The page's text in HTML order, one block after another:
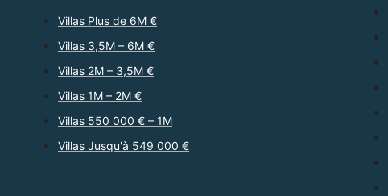
Villas Plus de 6M €
Villas 3,5M – 6M €
Villas 2M – 3,5M €
Villas 1M – 2M €
Villas 550 000 € – 1M
Villas Jusqu'à 549 000 €